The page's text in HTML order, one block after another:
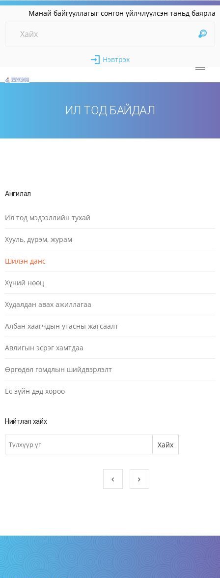
Манай байгууллагыг сонгон үйлчлүүлсэн
Нэвтрэх
ИЛ ТОД БАЙДАЛ
Ангилал
Ил тод мэдээллийн тухай
Хууль, дүрэм, журам
Шилэн данс
Хүний нөөц
Худалдан авах ажиллагаа
Албан хаагчдын утасны жагсаалт
Авлигын эсрэг хамтдаа
Өргөдөл гомдлын шийдвэрлэлт
Ёс зүйн дэд хороо
Нийтлэл хайх